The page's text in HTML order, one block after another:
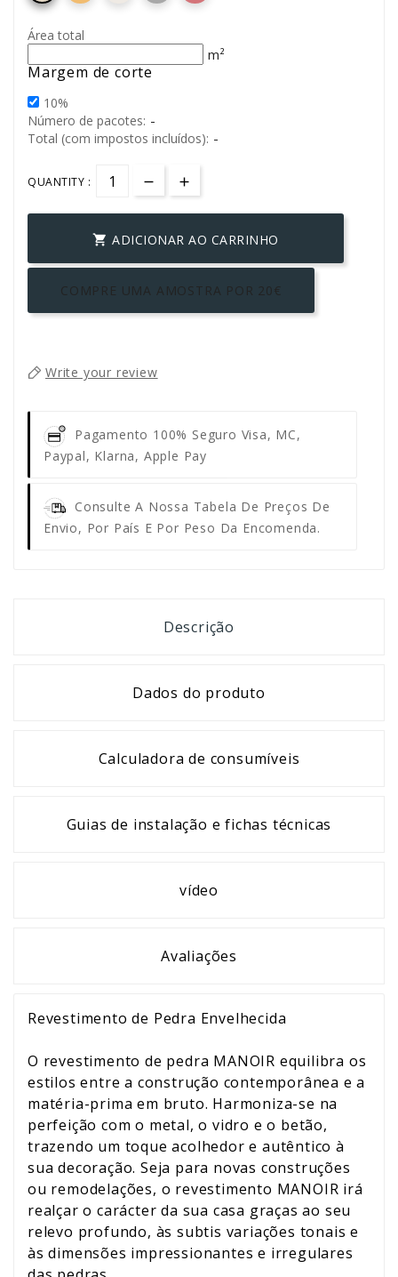
Área total
m²
Margem de corte
10%
Número de pacotes: -
Total (com impostos incluídos): -
QUANTITY :
 ADICIONAR AO CARRINHO
COMPRE UMA AMOSTRA POR 20€
Write your review
Pagamento 100% Seguro Visa, MC,
Paypal, Klarna, Apple Pay
Consulte A Nossa Tabela De Preços De
Envio, Por País E Por Peso Da Encomenda.
Descrição
Dados do produto
Calculadora de consumíveis
Guias de instalação e fichas técnicas
vídeo
Avaliações
Revestimento de Pedra Envelhecida
O revestimento de pedra MANOIR equilibra os
estilos entre a construção contemporânea e a
matéria-prima em bruto. Harmoniza-se na
perfeição com o metal, o vidro e o betão,
trazendo um toque acolhedor e autêntico à
sua decoração. Seja para novas construções
ou remodelações, o revestimento MANOIR irá
realçar o carácter da sua casa graças ao seu
relevo profundo, às subtis variações tonais e
às dimensões impressionantes e irregulares